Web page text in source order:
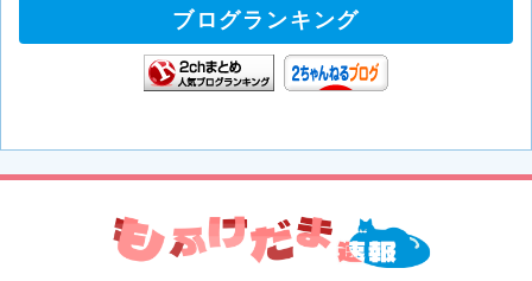
ブログランキング